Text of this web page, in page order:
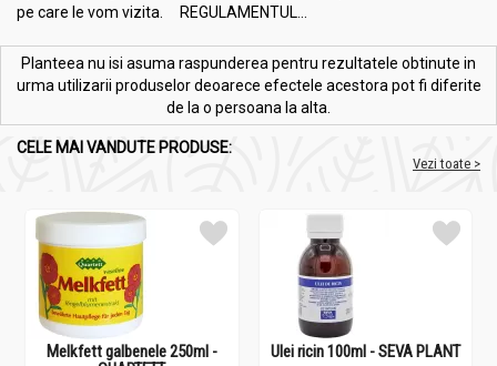
pe care le vom vizita. REGULAMENTUL...
Planteea nu isi asuma raspunderea pentru rezultatele obtinute in
urma utilizarii produselor deoarece efectele acestora pot fi diferite
de la o persoana la alta.
CELE MAI VANDUTE PRODUSE:
Vezi toate >
Melkfett galbenele 250ml -
Ulei ricin 100ml - SEVA PLANT